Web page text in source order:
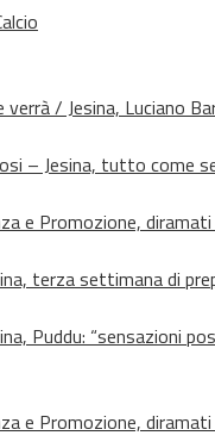
verrà / Jesina, Luciano
– Jesina, tutto come
e Promozione,
terza settimana di
Puddu: “sensazioni
e Promozione,